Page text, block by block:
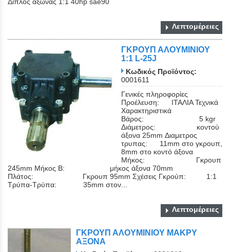
Διπλός αξωνας 1:1 40hp sae90
Λεπτομέρειες
ΓΚΡΟΥΠ ΑΛΟΥΜΙΝΙΟΥ
1:1 L-25J
Κωδικός Προϊόντος:
0001611
Γενικές πληροφορίες
Προέλευση: ΙΤΑΛΙΑ Τεχνικά
Χαρακτηριστικά
Βάρος: 5 kgr
Διάμετρος: κοντού
άξονα 25mm Διαμετρος
τρυπας: 11mm στο γκρουπ,
8mm στο κοντό άξονα
Μήκος: Γκρουπ
245mm Μήκος Β: μήκος άξονα 70mm
Πλάτος: Γκρουπ 95mm Σχέσεις Γκρούπ: 1:1
Τρύπα-Τρύπα: 35mm στον...
Λεπτομέρειες
ΓΚΡΟΥΠ ΑΛΟΥΜΙΝΙΟΥ ΜΑΚΡΥ
ΑΞΟΝΑ